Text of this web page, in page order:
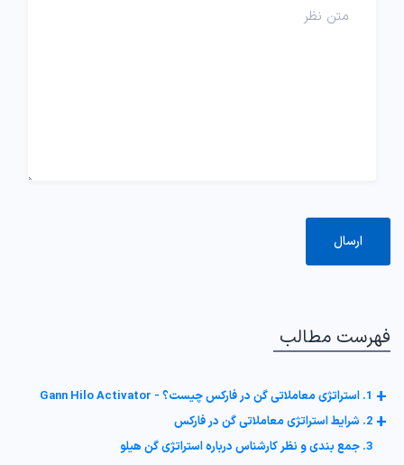
فهرست مطالب
1. استراتژی معاملاتی گن در فارکس چیست؟ - Gann Hilo Activator +
2. شرایط استراتژی معاملاتی گن در فارکس +
3. جمع بندی و نظر کارشناس درباره استراتژی گن هیلو